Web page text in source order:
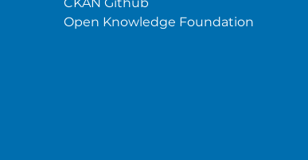
Open Knowledge Foundation